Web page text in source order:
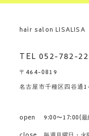
hair salon LISALISA
TEL 052-782-
〒464-0819
名古屋市千種区四谷
open
9:00〜17:00(最